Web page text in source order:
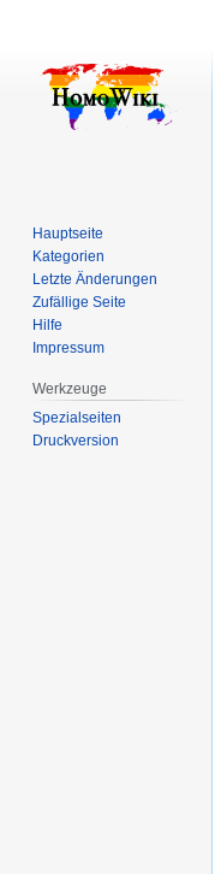
Hauptseite
Kategorien
Letzte Änderungen
Zufällige Seite
Hilfe
Impressum
Werkzeuge
Spezialseiten
Druckversion